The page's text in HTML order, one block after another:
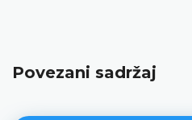
Povezani sadržaj